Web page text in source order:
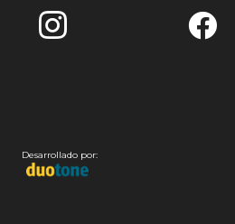
Desarrollado por: